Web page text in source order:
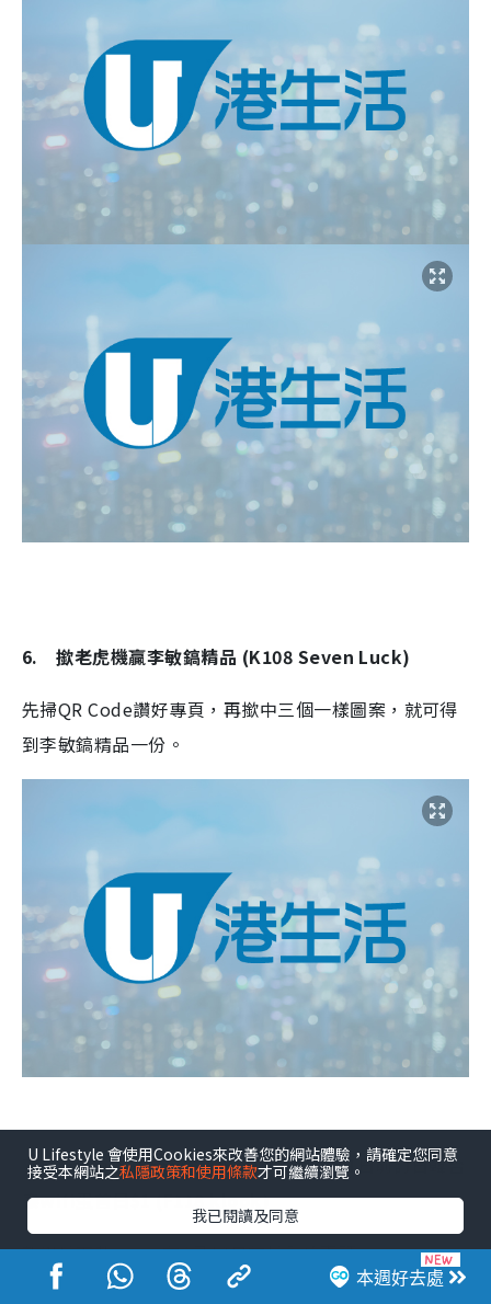
6. 撳老虎機贏李敏鎬精品 (K108 Seven Luck)
先掃QR Code讚好專頁，再撳中三個一樣圖案，就可得
到李敏鎬精品一份。
7. 新用戶下載app輸入優惠碼，於8月31日前訂日韓台
泰wifi蛋首日$1 (F118 klook)
新用戶下載app，在6月18日前輸入優惠碼
「KLKITEWIFI」，在8月31日前訂日韓台泰wifi蛋，於
本週好去處
U Lifestyle 會使用Cookies來改善您的網站體驗，請確定您同意
接受本網站之私隱政策和使用條款才可繼續瀏覽。
我已閱讀及同意